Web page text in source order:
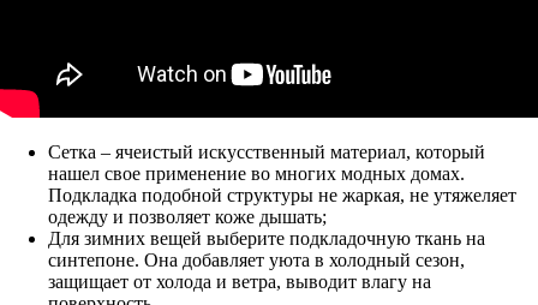
Сетка – ячеистый искусственный материал, который
нашел свое применение во многих модных домах.
Подкладка подобной структуры не жаркая, не утяжеляет
одежду и позволяет коже дышать;
Для зимних вещей выберите подкладочную ткань на
синтепоне. Она добавляет уюта в холодный сезон,
защищает от холода и ветра, выводит влагу на